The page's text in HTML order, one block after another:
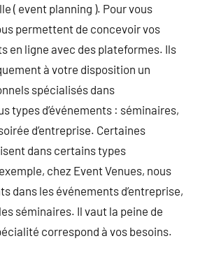
( event planning ). Pour vous
permettent de concevoir vos
en ligne avec des plateformes. Ils
à votre disposition un
spécialisés dans
types d’événements : séminaires,
d’entreprise. Certaines
dans certains types
chez Event Venues, nous
dans les événements d’entreprise,
séminaires. Il vaut la peine de
correspond à vos besoins.